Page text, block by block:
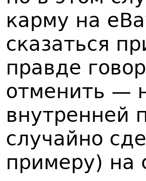
карму на
сказаться
правде
отменить —
внутренней
случайно
примеру) на